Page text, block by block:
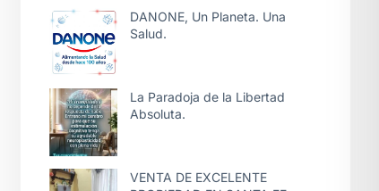
DANONE, Un Planeta. Una
Salud.
La Paradoja de la Libertad
Absoluta.
VENTA DE EXCELENTE